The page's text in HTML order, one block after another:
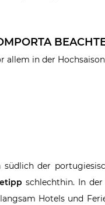
allem in der
der
schlechthin. In
Hotels und